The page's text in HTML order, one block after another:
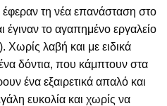
έφεραν τη νέα επανάσταση στο
το αγαπημένο εργαλείο
Χωρίς λαβή και με ειδικά
δόντια, που κάμπτουν στα
ένα εξαιρετικά απαλό και
ευκολία και χωρίς να